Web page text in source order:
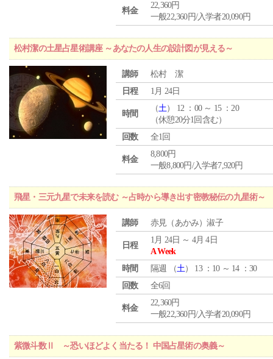
料金
22,360円
一般22,360円/入学者20,090円
松村潔の土星占星術講座 ～あなたの人生の設計図が見える～
講師
松村 潔
日程
1月 24日
時間
（土） 12 ：00 ～ 15 ：20
（休憩20分1回含む）
回数
全1回
料金
8,800円
一般8,800円/入学者7,920円
飛星・三元九星で未来を読む ～占時から導き出す密教秘伝の九星術～
講師 赤見（あかみ）淑子
日程
1月 24日 ～ 4月 4日
A Week
時間
隔週 （土） 13 ：10 ～ 14 ：30
回数
全6回
料金
22,360円
一般22,360円/入学者20,090円
紫微斗数Ⅱ ～恐いほどよく当たる！ 中国占星術の奥義～